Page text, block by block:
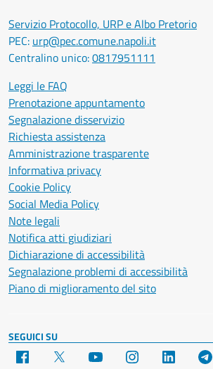
Servizio Protocollo, URP e Albo Pretorio
PEC: urp@pec.comune.napoli.it
Centralino unico:0817951111
Leggi le FAQ
Prenotazione appuntamento
Segnalazione disservizio
Richiesta assistenza
Amministrazione trasparente
Informativa privacy
Cookie Policy
Social Media Policy
Note legali
Notifica atti giudiziari
Dichiarazione di accessibilità
Segnalazione problemi di accessibilità
Piano di miglioramento del sito
SEGUICI SU
Facebook YouTube Instagram LinkedIn